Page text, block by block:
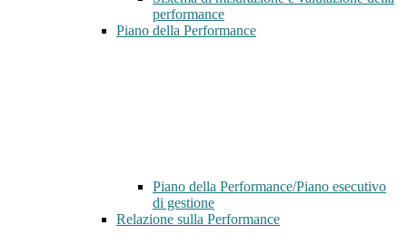
performance
Piano della Performance
Piano della Performance/Piano esecutivo
di gestione
Relazione sulla Performance